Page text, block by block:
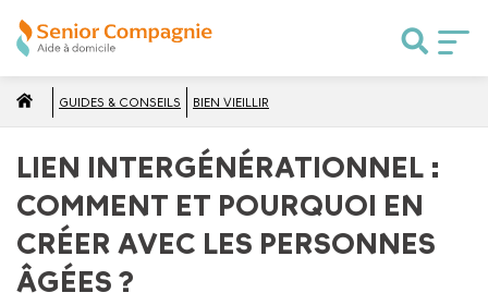
GUIDES & CONSEILS BIEN VIEILLIR
LIEN INTERGÉNÉRATIONNEL :
COMMENT ET POURQUOI EN
CRÉER AVEC LES PERSONNES
ÂGÉES ?